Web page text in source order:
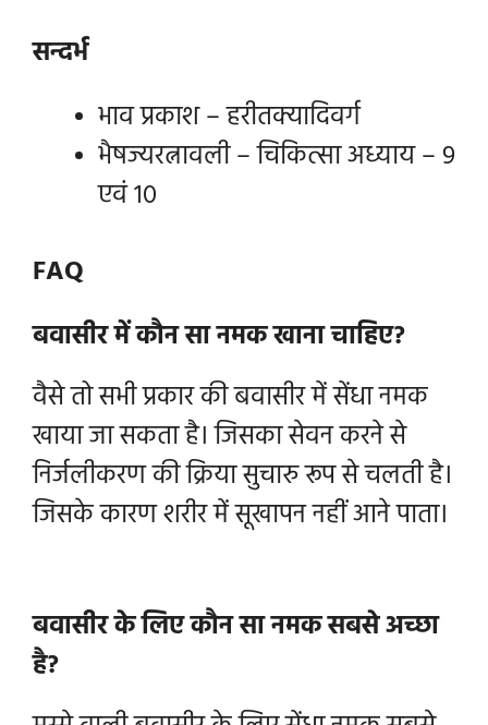
सन्दर्भ
भाव प्रकाश – हरीतक्यादिवर्ग
भैषज्यरत्नावली – चिकित्सा अध्याय – 9
एवं 10
FAQ
बवासीर में कौन सा नमक खाना चाहिए?
वैसे तो सभी प्रकार की बवासीर में सेंधा नमक
खाया जा सकता है। जिसका सेवन करने से
निर्जलीकरण की क्रिया सुचारु रूप से चलती है।
जिसके कारण शरीर में सूखापन नहीं आने पाता।
बवासीर के लिए कौन सा नमक सबसे अच्छा
है?